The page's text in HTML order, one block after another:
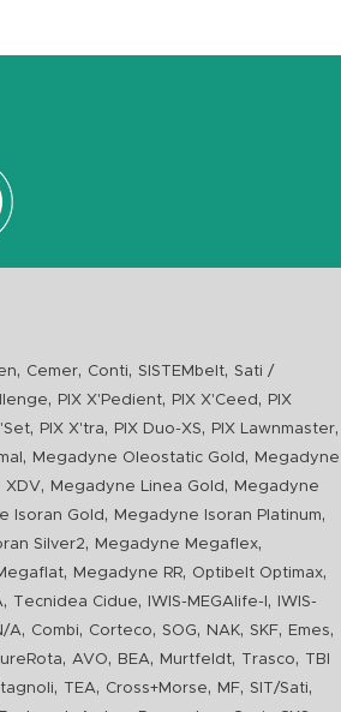
, Cemer, Conti,SISTEMbelt,Sati /
, PIX X'Pedient, PIX X'Ceed ,
PIX
, PIX X'tra, PIX Duo-XS, PIX Lawnmaster,
, Megadyne Oleostatic Gold ,
Megadyne
XDV, Megadyne Linea Gold ,
Megadyne
Isoran Gold , Megadyne Isoran Platinum,
Silver2, Megadyne Megaflex,
, Megadyne RR, Optibelt Optimax,
, Tecnidea Cidue, IWIS-MEGAlife-I ,
IWIS-
A, Combi, Corteco,SOG, NAK,SKF, Emes,
, AVO, BEA, Murtfeldt, Trasco, TBI
, TEA, Cross+Morse, MF,SIT/Sati,